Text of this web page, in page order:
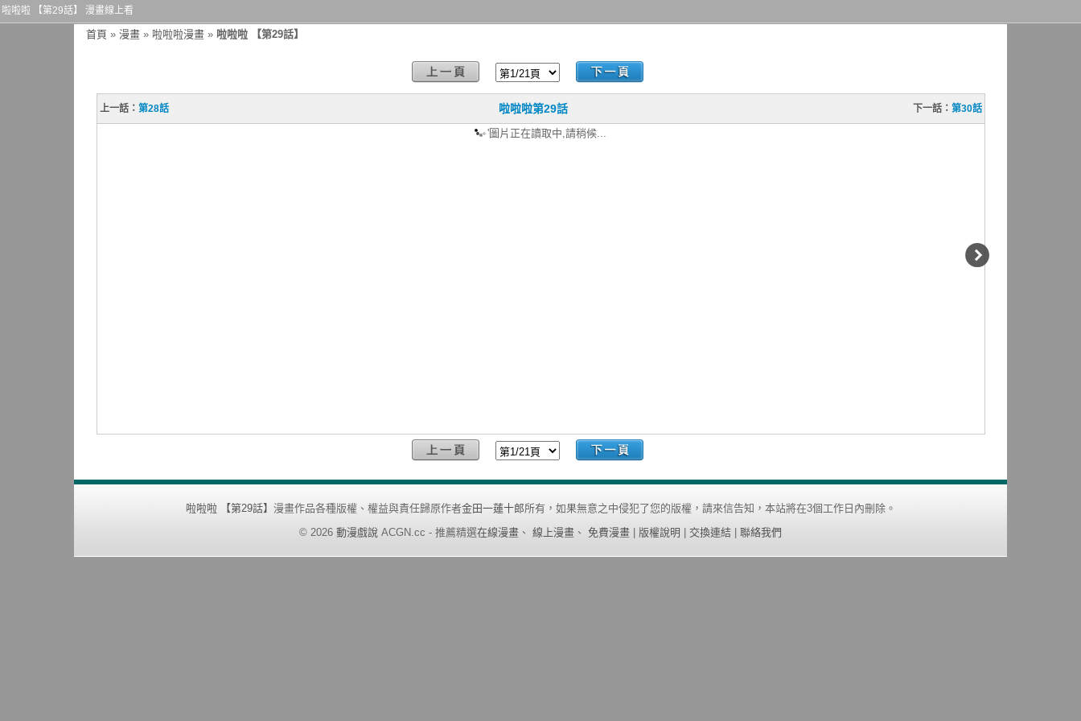
啦啦啦 【第29話】 漫畫線上看
首頁 » 漫畫 » 啦啦啦漫畫 » 啦啦啦 【第29話】
上一話： 第28話 啦啦啦第29話 下一話： 第30話
'圖片正在讀取中,請稍候...
啦啦啦 【第29話】 漫畫作品各種版權、權益與責任歸原作者金田一蓮十郎所有，如果無意之中侵犯了您的版權，請來信告知，本站將在3個工作日內刪除。
© 2026 動漫戲說 ACGN.cc - 推薦精選在線漫畫 、 線上漫畫 、 免費漫畫 版權說明 交換連結 聯絡我們